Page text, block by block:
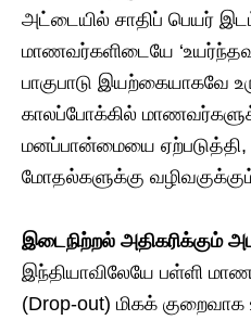
அட்டையில் சாதிப் பெயர்
மாணவர்களிடையே
பாகுபாடு இயற்கையாகவே
காலப்போக்கில்
மனப்பான்மையை
மோதல்களுக்கு
​இடைநிற்றல் அதிகரிக்கும்
​இந்தியாவிலேயே பள்ளி
(Drop-out) மிகக்